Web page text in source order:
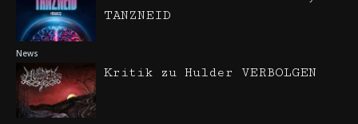
News
TANZNEID
Kritik zu Hulder VERBOLGEN